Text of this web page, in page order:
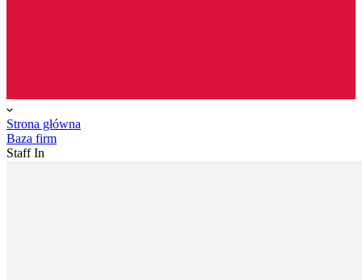
Strona główna
Baza firm
Staff In